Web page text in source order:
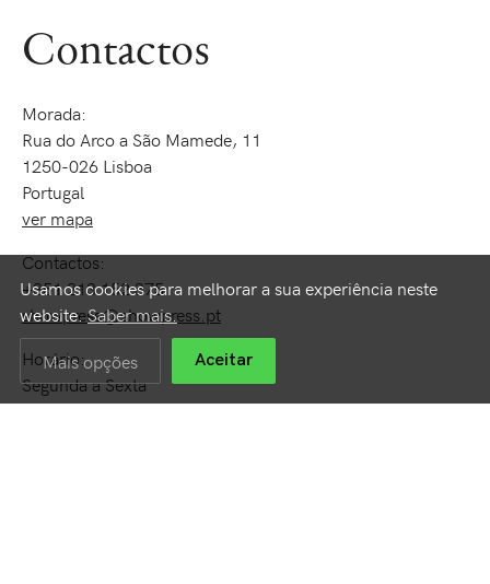
Contactos
Morada:
Rua do Arco a São Mamede, 11
1250-026 Lisboa
Portugal
ver mapa
Contactos:
+351 213 152 375
showpress@showpress.pt
Horário:
Segunda a Sexta
10h00 às 19h00
Usamos cookies para melhorar a sua experiência neste
website.Saber mais.
Mais opções
Aceitar